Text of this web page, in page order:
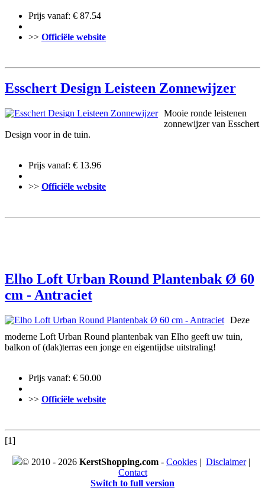
Prijs vanaf: € 87.54
>> Officiële website
Esschert Design Leisteen Zonnewijzer
Mooie ronde leistenen
zonnewijzer van Esschert
Design voor in de tuin.
Prijs vanaf: € 13.96
>> Officiële website
Elho Loft Urban Round Plantenbak Ø 60
cm - Antraciet
Deze
moderne Loft Urban Round plantenbak van Elho geeft uw tuin,
balkon of (dak)terras een jonge en eigentijdse uitstraling!
Prijs vanaf: € 50.00
>> Officiële website
[1]
© 2010 - 2026 KerstShopping.com - Cookies | Disclaimer|
Contact
Switch to full version